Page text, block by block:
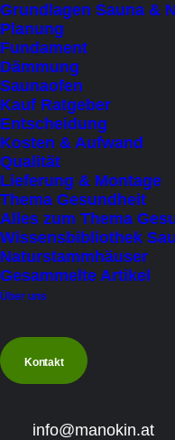
Grundlagen Sauna &
Planung
Fundament
Dämmung
Saunaofen
Kauf Ratgeber
Entscheidung
Kosten & Aufwand
Qualität
Lieferung & Montage
Thema Gesundheit
Alles zum Thema
Wissensbibliothek
Naturstammhäuser
Gesammelte Artikel
Über uns
Kontakt
info@manokin.at
Montage
Details zu Zufahrt,
Helfern und
„Lieferung,
Elektro-
Hier können Sie
Zubehör direkt
Tab
Ofenmodell*